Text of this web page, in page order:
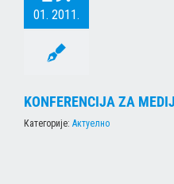
01. 2011.
KONFERENCIJA ZA
Категорије: Актуелно